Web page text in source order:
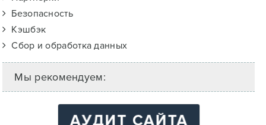
Безопасность
Кэшбэк
Сбор и обработка данных
Мы рекомендуем: